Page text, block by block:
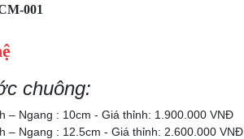
001
chuông:
– Ngang : 10cm - Giá thỉnh: 1.900.000 VNĐ
– Ngang : 12.5cm - Giá thỉnh: 2.600.000 VNĐ